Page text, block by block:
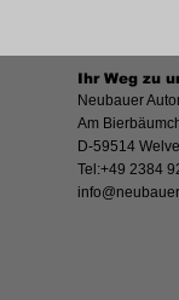
Ihr Weg zu
Neubauer
Am
D-59514
Tel:+49 2384